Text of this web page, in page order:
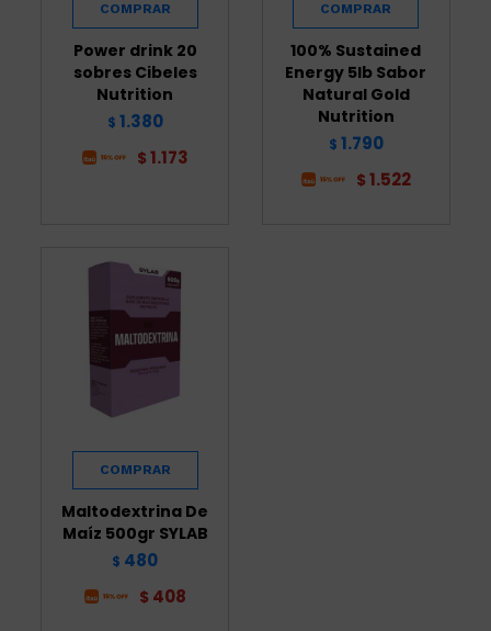
Power drink 20
sobres Cibeles
Nutrition
$ 1.380
$ 1.173
100% Sustained
Energy 5lb Sabor
Natural Gold
Nutrition
$ 1.790
$ 1.522
Maltodextrina De
Maíz 500gr SYLAB
$ 480
$ 408